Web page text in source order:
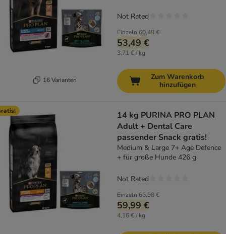
16 Varianten
Einzeln 60,48 €
53,49 €
3,71 € / kg
Not Rated
Zum Warenkorb
hinzufügen
14 kg PURINA PRO PLAN
Adult + Dental Care
passender Snack gratis!
Medium & Large 7+ Age Defence
+ für große Hunde 426 g
Einzeln 66,98 €
59,99 €
4,16 € / kg
Not Rated